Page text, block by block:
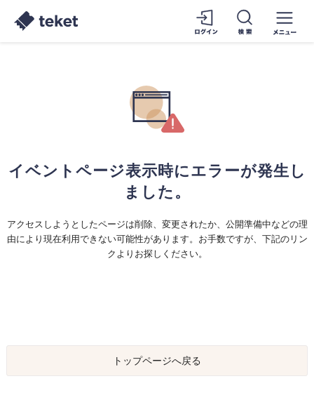
イベントページ表示時にエラーが発生し
ました。
アクセスしようとしたページは削除、変更されたか、公開準備中などの理
由により現在利用できない可能性があります。お手数ですが、下記のリン
クよりお探しください。
トップページへ戻る